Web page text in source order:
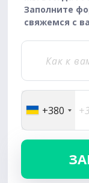
Заполните
свяжемся с
+380